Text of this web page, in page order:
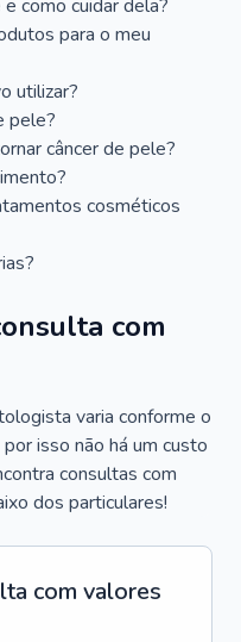
como cuidar dela?
para o meu
utilizar?
pele?
câncer de pele?
cosméticos
com
varia conforme o
isso não há um custo
consultas com
dos particulares!
com valores